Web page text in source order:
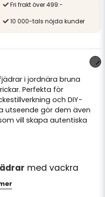
Fri frakt över 499:-
10 000-tals nöjda kunder
i jordnära bruna
Perfekta för
och DIY-
utseende gör dem även
vill skapa autentiska
med vackra